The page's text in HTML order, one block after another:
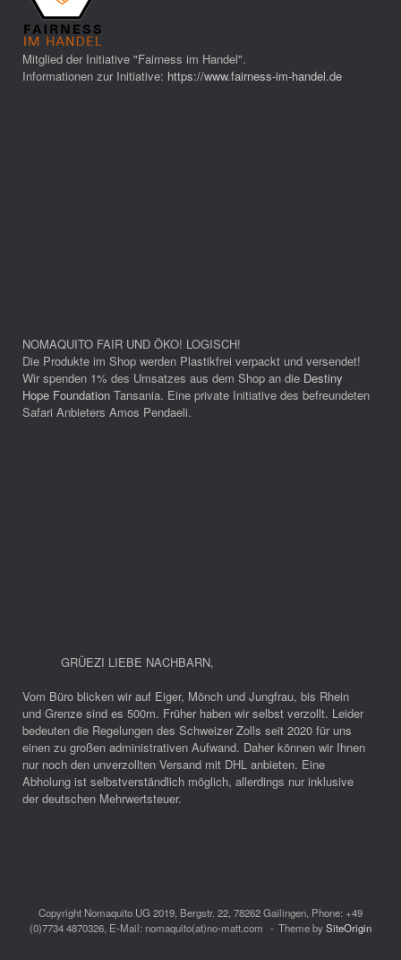
Mitglied der Initiative "Fairness im Handel".
Informationen zur Initiative: https://www.fairness-im-handel.de
NOMAQUITO FAIR UND ÖKO! LOGISCH!
Die Produkte im Shop werden Plastikfrei verpackt und versendet!
Wir spenden 1% des Umsatzes aus dem Shop an die Destiny
Hope Foundation Tansania. Eine private Initiative des befreundeten
Safari Anbieters Amos Pendaeli.
GRÜEZI LIEBE NACHBARN,
Vom Büro blicken wir auf Eiger, Mönch und Jungfrau, bis Rhein
und Grenze sind es 500m. Früher haben wir selbst verzollt. Leider
bedeuten die Regelungen des Schweizer Zolls seit 2020 für uns
einen zu großen administrativen Aufwand. Daher können wir Ihnen
nur noch den unverzollten Versand mit DHL anbieten. Eine
Abholung ist selbstverständlich möglich, allerdings nur inklusive
der deutschen Mehrwertsteuer.
Copyright Nomaquito UG 2019, Bergstr. 22, 78262 Gailingen, Phone: +49
(0)7734 4870326, E-Mail: nomaquito(at)no-matt.com
Theme bySiteOrigin